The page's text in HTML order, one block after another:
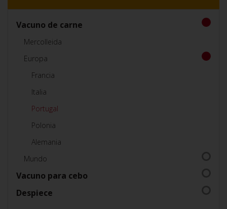
Vacuno de carne
Mercolleida
Europa
Francia
Italia
Portugal
Polonia
Alemania
Mundo
Vacuno para cebo
Despiece